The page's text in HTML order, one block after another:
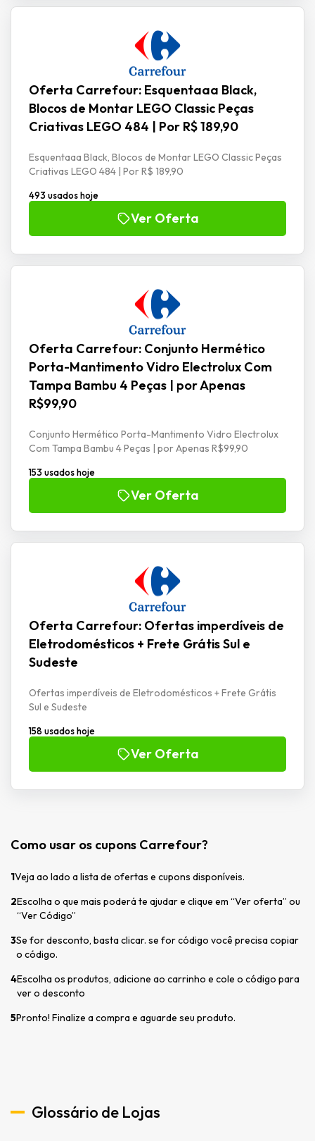
Oferta Carrefour: Esquentaaa Black,
Blocos de Montar LEGO Classic Peças
Criativas LEGO 484 | Por R$ 189,90
Esquentaaa Black, Blocos de Montar LEGO Classic Peças
Criativas LEGO 484 | Por R$ 189,90
493 usados hoje
Ver Oferta
Oferta Carrefour: Conjunto Hermético
Porta-Mantimento Vidro Electrolux Com
Tampa Bambu 4 Peças | por Apenas
R$99,90
Conjunto Hermético Porta-Mantimento Vidro Electrolux
Com Tampa Bambu 4 Peças | por Apenas R$99,90
153 usados hoje
Ver Oferta
Oferta Carrefour: Ofertas imperdíveis de
Eletrodomésticos + Frete Grátis Sul e
Sudeste
Ofertas imperdíveis de Eletrodomésticos + Frete Grátis
Sul e Sudeste
158 usados hoje
Ver Oferta
Como usar os cupons Carrefour?
1Veja ao lado a lista de ofertas e cupons disponíveis.
2Escolha o que mais poderá te ajudar e clique em “Ver oferta” ou
“Ver Código”
3Se for desconto, basta clicar. se for código você precisa copiar
o código.
4Escolha os produtos, adicione ao carrinho e cole o código para
ver o desconto
5Pronto! Finalize a compra e aguarde seu produto.
Glossário de Lojas